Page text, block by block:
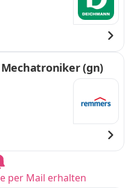
(gn)
per Mail erhalten